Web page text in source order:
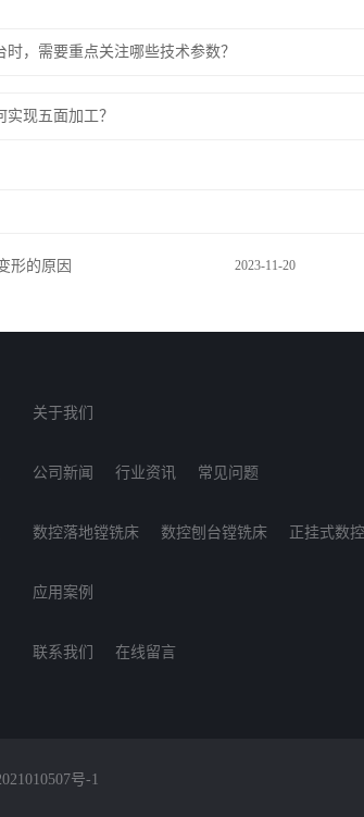
，需要重点关注哪些技术参数？
现五面加工？
形的原因 2023-11-20
关于我们
公司新闻 行业资讯 常见问题
数控落地镗铣床 数控刨台镗铣床 正挂式数
应用案例
联系我们 在线留言
号-1